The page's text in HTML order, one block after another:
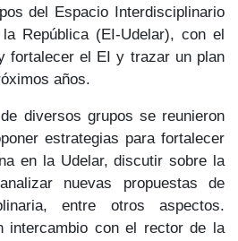
del Espacio Interdisciplinario
República (EI-Udelar), con el
fortalecer el EI y trazar un plan
años.
diversos grupos se reunieron
estrategias para fortalecer
en la Udelar, discutir sobre la
nuevas propuestas de
entre otros aspectos.
intercambio con el rector de la